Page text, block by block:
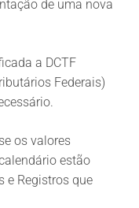
de uma nova
a DCTF
Federais)
os valores
estão
e Registros que